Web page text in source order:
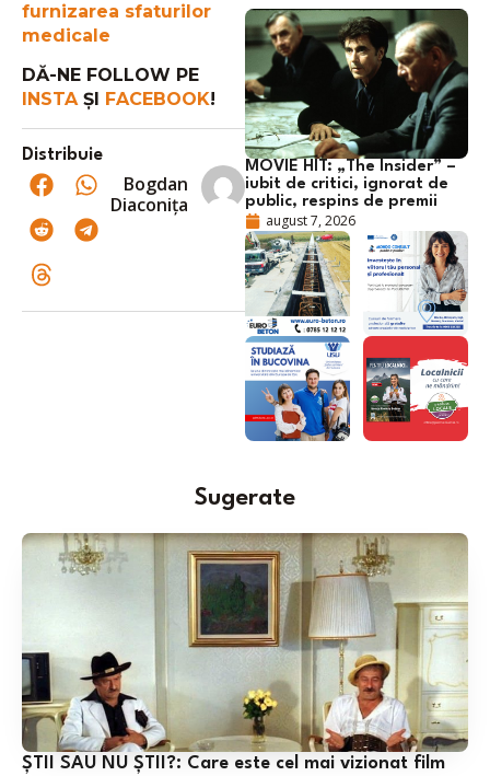
furnizarea sfaturilor
medicale
DĂ-NE FOLLOW PE
INSTA ȘI FACEBOOK!
Distribuie
Bogdan
Diaconița
MOVIE HIT: „The Insider” –
iubit de critici, ignorat de
public, respins de premii
august 7, 2026
Sugerate
ȘTII SAU NU ȘTII?: Care este cel mai vizionat film